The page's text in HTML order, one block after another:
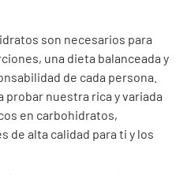
son necesarios para
una dieta balanceada y
de cada persona.
nuestra rica y variada
en carbohidratos,
de alta calidad para ti y los